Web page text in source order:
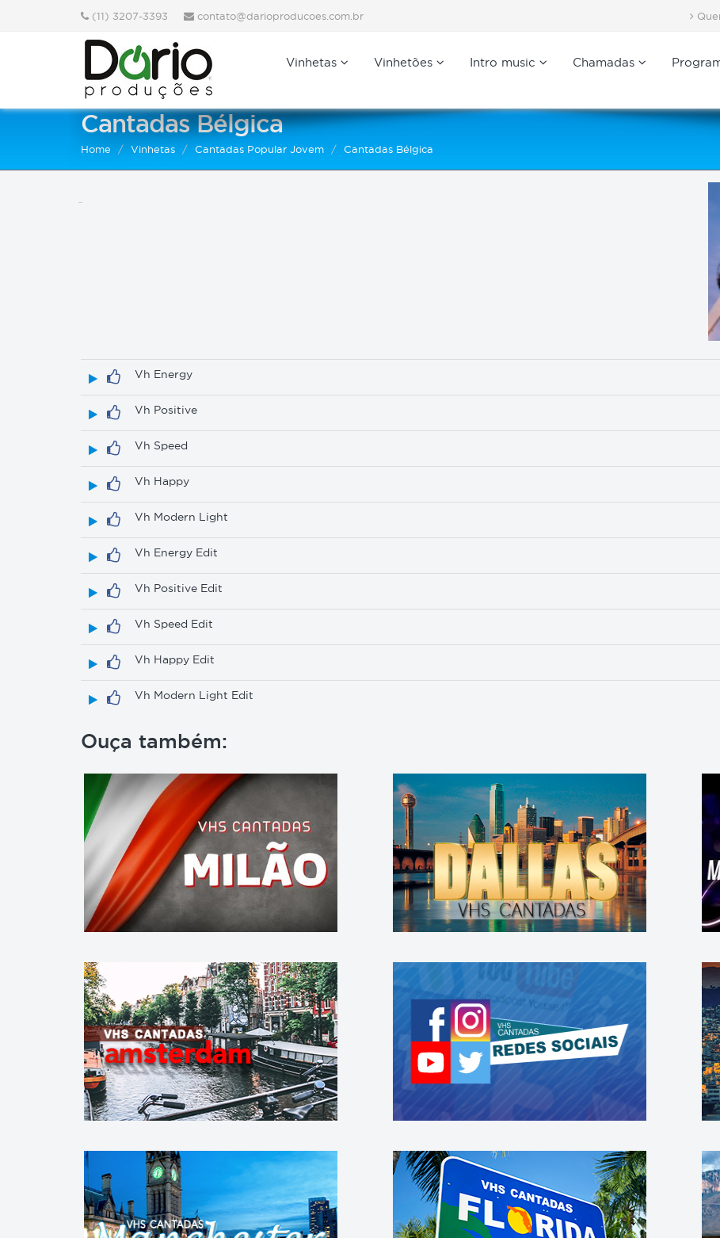
(11) 3207-3393 contato@darioproducoes.com.br
Vinhetas Vinhetões Intro music Chamadas
Cantadas Bélgica
Home Vinhetas Cantadas Popular Jovem Cantadas Bélgica
Vh Energy
Vh Positive
Vh Speed
Vh Happy
Vh Modern Light
Vh Energy Edit
Vh Positive Edit
Vh Speed Edit
Vh Happy Edit
Vh Modern Light Edit
Ouça também: